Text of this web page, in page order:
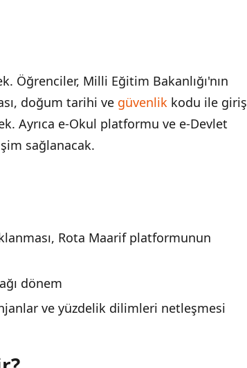
Öğrenciler, Milli Eğitim Bakanlığı'nın
doğum tarihi ve güvenlik kodu ile giriş
Ayrıca e-Okul platformu ve e-Devlet
sağlanacak.
Rota Maarif platformunun
dönem
ve yüzdelik dilimleri netleşmesi